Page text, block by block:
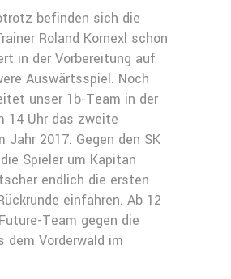
befinden sich die
Roland Kornexl schon
in der Vorbereitung auf
Auswärtsspiel. Noch
unser 1b-Team in der
14 Uhr das zweite
Jahr 2017. Gegen den SK
Spieler um Kapitän
endlich die ersten
einfahren. Ab 12
Team gegen die
dem Vorderwald im